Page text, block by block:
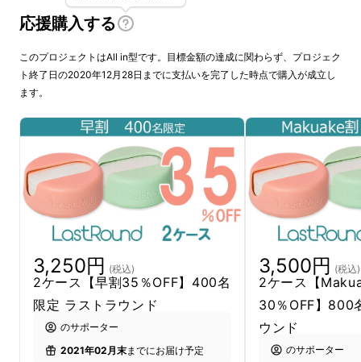
ケースには、1枚で150回ほど使えるコットン
パッドが7枚入っています。だから
1ケースで
1000回以上使えます。
応援購入する
このプロジェクトはAll in型です。目標金額の達成に関わらず、プロジェク
ト終了日の2020年12月28日までに支払いを完了した時点で購入が成立し
ます。
3,250円 (税込)
2ケース【早割35％OFF】400名
限定 ラストラウンド
のサポーター
2021年02月末までにお届け予定
3,500円 (税込)
2ケース【
30％OFF】800
ウンド
のサポーター